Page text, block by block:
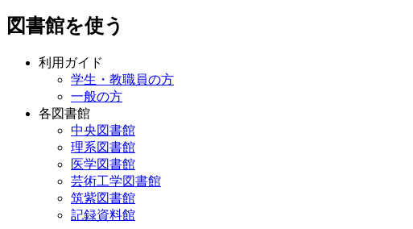
図書館を使う
利用ガイド
学生・教職員の方
一般の方
各図書館
中央図書館
理系図書館
医学図書館
芸術工学図書館
筑紫図書館
記録資料館